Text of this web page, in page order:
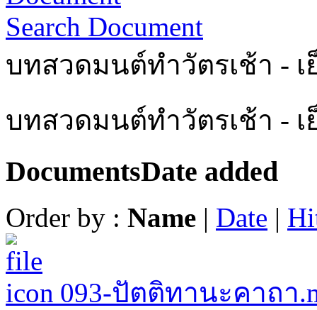
Search Document
บทสวดมนต์ทำวัตรเช้า - เ
บทสวดมนต์ทำวัตรเช้า -
DocumentsDate added
Order by : Name | Date |
093-ปัตติทานะคาถา